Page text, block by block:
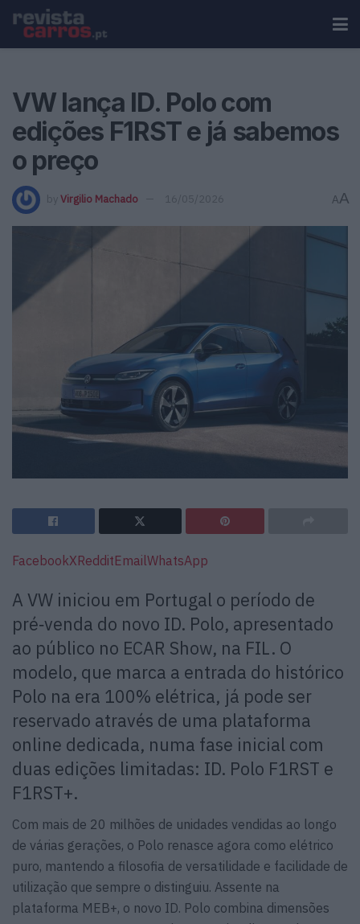
VW lança ID. Polo com
edições F1RST e já sabemos
o preço
by Virgilio Machado 16/05/2026 AA
FacebookXRedditEmailWhatsApp
A VW iniciou em Portugal o período de
pré‑venda do novo ID. Polo, apresentado
ao público no ECAR Show, na FIL. O
modelo, que marca a entrada do histórico
Polo na era 100% elétrica, já pode ser
reservado através de uma plataforma
online dedicada, numa fase inicial com
duas edições limitadas: ID. Polo F1RST e
F1RST+.
Com mais de 20 milhões de unidades vendidas ao longo
de várias gerações, o Polo renasce agora como elétrico
puro, mantendo a filosofia de versatilidade e facilidade de
utilização que sempre o distinguiu. Assente na
plataforma MEB+, o novo ID. Polo combina dimensões